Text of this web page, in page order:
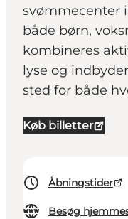
svømmecenter
både børn,
kombineres
lyse og
sted for både
Køb billetter
Åbningstider
Besøg